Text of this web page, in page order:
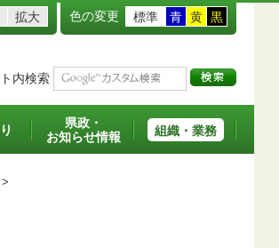
拡大 色の変更 標準 青 黄 黒
内検索
県政・
お知らせ情報
組織・業務